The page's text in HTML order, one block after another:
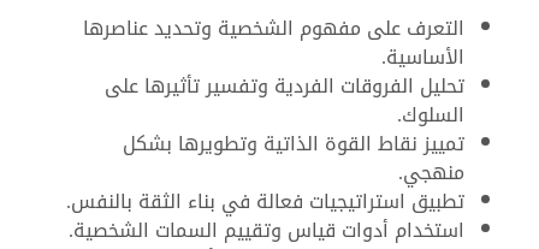
التعرف على مفهوم الشخصية وتحديد عناصرها
الأساسية.
تحليل الفروقات الفردية وتفسير تأثيرها على
السلوك.
تمييز نقاط القوة الذاتية وتطويرها بشكل
منهجي.
تطبيق استراتيجيات فعالة في بناء الثقة بالنفس.
استخدام أدوات قياس وتقييم السمات الشخصية.